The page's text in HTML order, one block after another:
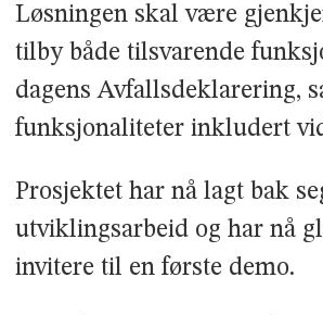
Løsningen skal være
tilby både tilsvarende
dagens Avfallsdeklarering,
funksjonaliteter inkludert
Prosjektet har nå lagt bak
utviklingsarbeid og har nå
invitere til en første demo.